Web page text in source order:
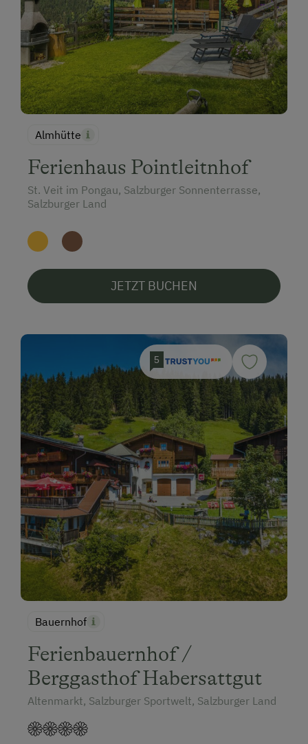
Almhütte
Ferienhaus Pointleitnhof
St. Veit im Pongau, Salzburger Sonnenterrasse,
Salzburger Land
JETZT BUCHEN
5
Bauernhof
Ferienbauernhof /
Berggasthof Habersattgut
Altenmarkt, Salzburger Sportwelt, Salzburger Land